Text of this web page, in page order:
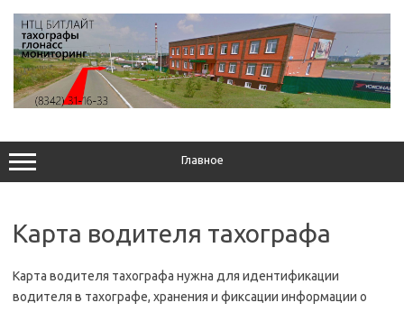
содержимому
Главное
Карта водителя тахографа
Карта водителя тахографа нужна для идентификации
водителя в тахографе, хранения и фиксации информации о